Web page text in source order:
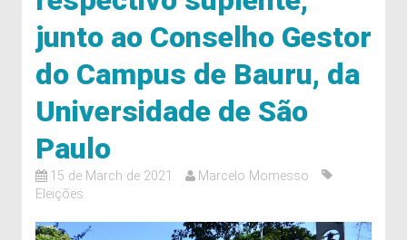
junto ao Conselho Gestor
do Campus de Bauru, da
Universidade de São
Paulo
15 de March de 2021
Marcelo Momesso
Eleições